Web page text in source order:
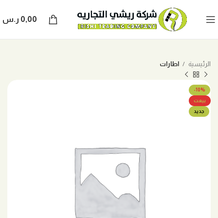
0,00 ر.س
الرئيسية اطارات
-10%
بيعت
جديد